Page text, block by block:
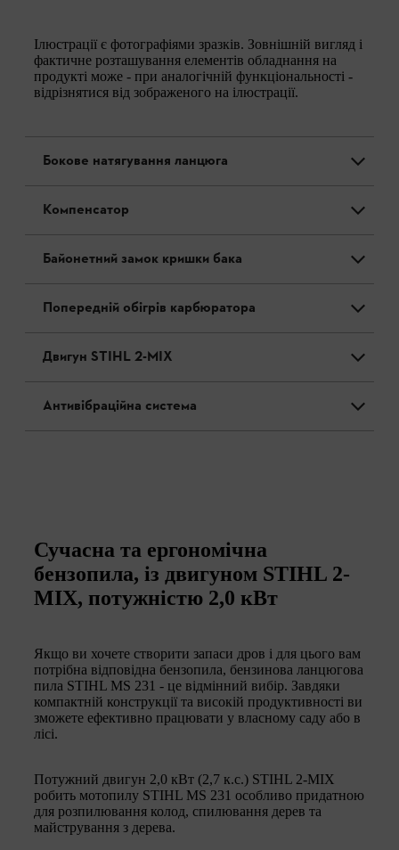
Ілюстрації є фотографіями зразків. Зовнішній вигляд і
фактичне розташування елементів обладнання на
продукті може - при аналогічній функціональності -
відрізнятися від зображеного на ілюстрації.
Бокове натягування ланцюга
Компенсатор
Байонетний замок кришки бака
Попередній обігрів карбюратора
Двигун STIHL 2-MIX
Антивібраційна система
Сучасна та ергономічна
бензопила, із двигуном STIHL 2-
MIX, потужністю 2,0 кВт
Якщо ви хочете створити запаси дров і для цього вам
потрібна відповідна бензопила, бензинова ланцюгова
пила STIHL MS 231 - це відмінний вибір. Завдяки
компактній конструкції та високій продуктивності ви
зможете ефективно працювати у власному саду або в
лісі.
Потужний двигун 2,0 кВт (2,7 к.с.) STIHL 2-MIX
робить мотопилу STIHL MS 231 особливо придатною
для розпилювання колод, спилювання дерев та
майстрування з дерева.